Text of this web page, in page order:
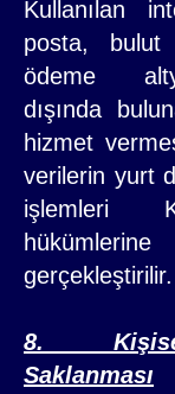
Kullanılan
posta, bulut
ödeme
dışında
hizmet
verilerin yurt
işlemleri
gerçekleştirilir.
8.
Saklanması